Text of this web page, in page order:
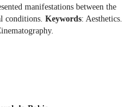
manifestations between the
conditions. Keywords: Aesthetics.